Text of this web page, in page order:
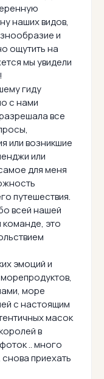
наших видов,
и
ощутить на
мы увидели
гиду
с нами
все
или возникшие
или
для меня
путешествия.
всей нашей
это
эмоций и
море
с настоящим
масок
в
.. много
приехать